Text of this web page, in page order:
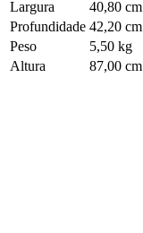
Largura
40,80 cm
Profundidade 42,20 cm
Peso
5,50 kg
Altura
87,00 cm